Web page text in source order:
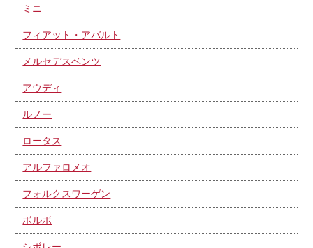
ミニ
フィアット・アバルト
メルセデスベンツ
アウディ
ルノー
ロータス
アルファロメオ
フォルクスワーゲン
ボルボ